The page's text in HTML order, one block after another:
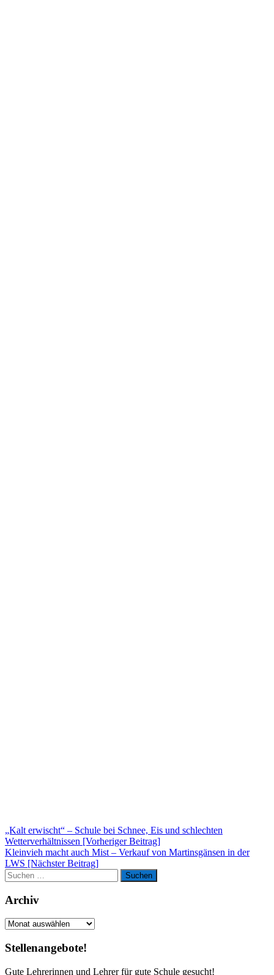
Beitragsnavigation
„Kalt erwischt“ – Schule bei Schnee, Eis und schlechten
Wetterverhältnissen [Vorheriger Beitrag]
Kleinvieh macht auch Mist – Verkauf von Martinsgänsen in der
LWS [Nächster Beitrag]
Suchen
nach:
Suchen
Archiv
Archiv
Stellenangebote!
Gute Lehrerinnen und Lehrer für gute Schule gesucht!